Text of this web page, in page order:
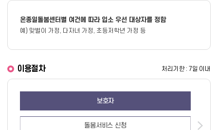
온종일돌봄센터별 여건에 따라 입소 우선 대상자를 정함
예) 맞벌이 가정, 다자녀 가정, 초등저학년 가정 등
이용절차 처리기한 : 7일 이내
보호자
돌봄서비스 신청